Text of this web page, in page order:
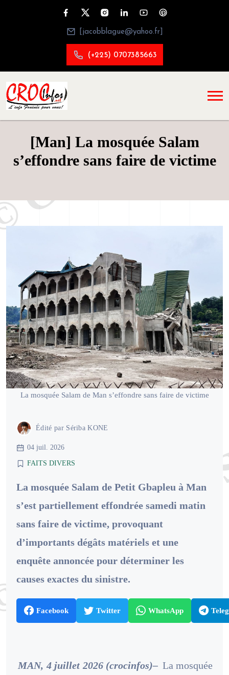
[jacobblague@yahoo.fr]
(+225) 0707385663
[Man] La mosquée Salam
s’effondre sans faire de victime
La mosquée Salam de Man s’effondre sans faire de victime
Édité par Sériba KONE
04 juil. 2026
FAITS DIVERS
La mosquée Salam de Petit Gbapleu à Man
s’est partiellement effondrée samedi matin
sans faire de victime, provoquant
d’importants dégâts matériels et une
enquête annoncée pour déterminer les
causes exactes du sinistre.
Facebook Twitter WhatsApp
MAN, 4 juillet 2026 (crocinfos)– La mosquée